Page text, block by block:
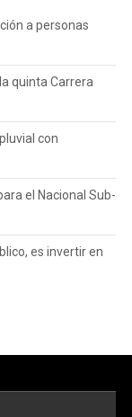
a personas
quinta Carrera
con
el Nacional Sub-
es invertir en